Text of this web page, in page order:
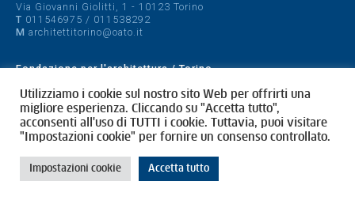
Via Giovanni Giolitti, 1 - 10123 Torino
T 011546975 / 011538292
M architettitorino@oato.it
Fondazione per l'architettura / Torino
Designed by quattrolinee.it
Cookie Policy
Privacy Policy
Utilizziamo i cookie sul nostro sito Web per offrirti una
migliore esperienza. Cliccando su "Accetta tutto",
acconsenti all'uso di TUTTI i cookie. Tuttavia, puoi visitare
"Impostazioni cookie" per fornire un consenso controllato.
Impostazioni cookie Accetta tutto